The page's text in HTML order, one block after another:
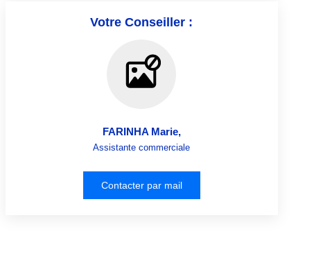
Votre Conseiller :
FARINHA Marie,
Assistante commerciale
Contacter par mail